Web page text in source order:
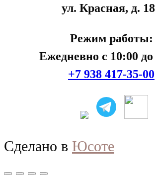
ул. Красная, д.
Режим работы:
Ежедневно с 10:00 до
+7 938 417-35-00
Сделано в Юсоте